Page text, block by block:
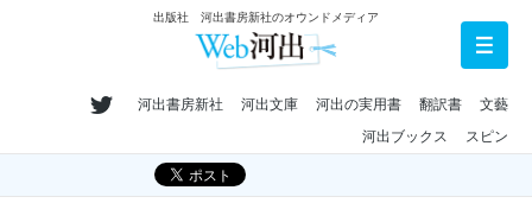
出版社 河出書房新社のオウンドメディア
河出書房新社 河出文庫 河出の実用書 翻訳書
文藝
河出ブックス
スピン